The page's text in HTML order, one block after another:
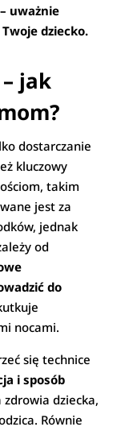
uważnie
dziecko.
jak
dostarczanie
kluczowy
takim
jest za
jednak
od
do
nocami.
się technice
i sposób
dziecka,
Równie